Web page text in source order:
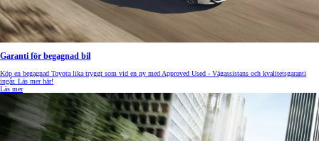
Garanti för begagnad bil
Köp en begagnad Toyota lika tryggt som vid en ny med Approved Used - Vägassistans och kvalitetsgaranti
ingår. Läs mer här!
Läs mer